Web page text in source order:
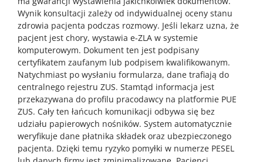
Wynik konsultacji zależy od indywidualnej oceny stanu
zdrowia pacjenta podczas rozmowy. Jeśli lekarz uzna, że
pacjent jest chory, wystawia e-ZLA w systemie
komputerowym. Dokument ten jest podpisany
certyfikatem zaufanym lub podpisem kwalifikowanym.
Natychmiast po wysłaniu formularza, dane trafiają do
centralnego rejestru ZUS. Stamtąd informacja jest
przekazywana do profilu pracodawcy na platformie PUE
ZUS. Cały ten łańcuch komunikacji odbywa się bez
udziału papierowych nośników. System automatycznie
weryfikuje dane płatnika składek oraz ubezpieczonego
pacjenta. Dzięki temu ryzyko pomyłki w numerze PESEL